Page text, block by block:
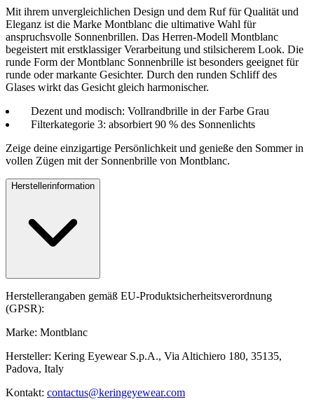
Mit ihrem unvergleichlichen Design und dem Ruf für Qualität und
Eleganz ist die Marke Montblanc die ultimative Wahl für
anspruchsvolle Sonnenbrillen. Das Herren-Modell Montblanc
begeistert mit erstklassiger Verarbeitung und stilsicherem Look. Die
runde Form der Montblanc Sonnenbrille ist besonders geeignet für
runde oder markante Gesichter. Durch den runden Schliff des
Glases wirkt das Gesicht gleich harmonischer.
Dezent und modisch: Vollrandbrille in der Farbe Grau
Filterkategorie 3: absorbiert 90 % des Sonnenlichts
Zeige deine einzigartige Persönlichkeit und genieße den Sommer in
vollen Zügen mit der Sonnenbrille von Montblanc.
Herstellerinformation
Herstellerangaben gemäß EU-Produktsicherheitsverordnung
(GPSR):
Marke: Montblanc
Hersteller: Kering Eyewear S.p.A., Via Altichiero 180, 35135,
Padova, Italy
Kontakt: contactus@keringeyewear.com